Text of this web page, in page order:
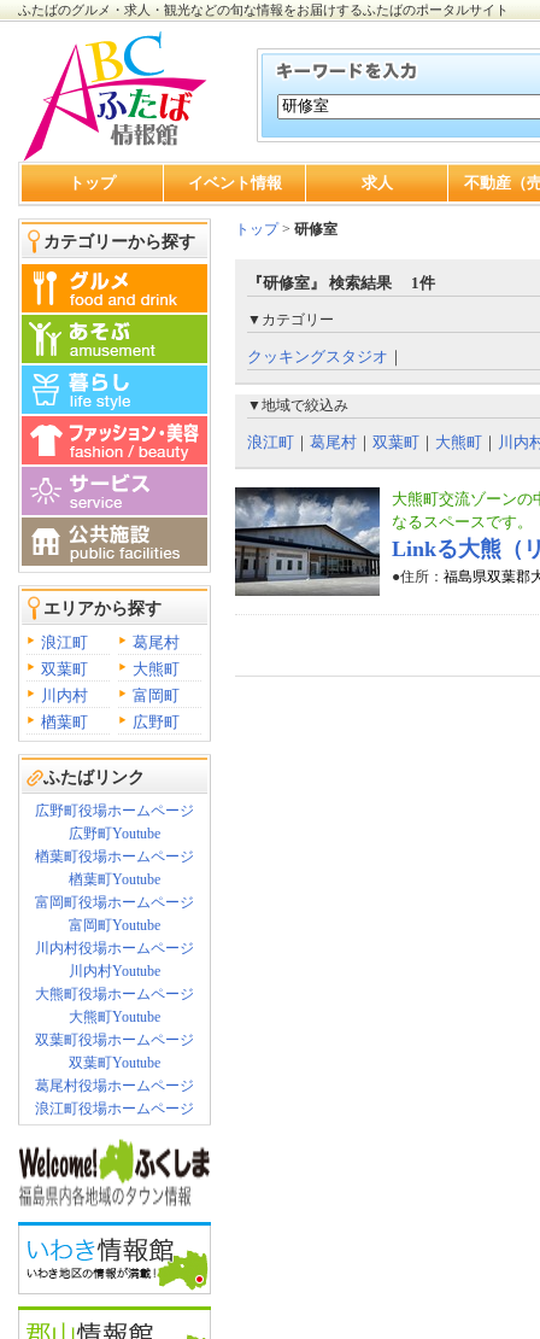
ふたばのグルメ・求人・観光などの旬な情報をお届けするふたばのポータルサイト
トップ イベント情報 求人 不動産（
カテゴリーから探す
エリアから探す
浪江町
葛尾村
双葉町
大熊町
川内村
富岡町
楢葉町
広野町
ふたばリンク
広野町役場ホームページ
広野町Youtube
楢葉町役場ホームページ
楢葉町Youtube
富岡町役場ホームページ
富岡町Youtube
川内村役場ホームページ
川内村Youtube
大熊町役場ホームページ
大熊町Youtube
双葉町役場ホームページ
双葉町Youtube
葛尾村役場ホームページ
浪江町役場ホームページ
トップ> 研修室
『研修室』 検索結果 1件
▼カテゴリー
クッキングスタジオ ｜
▼地域で絞込み
浪江町 ｜ 葛尾村 ｜ 双葉町 ｜ 大熊町 ｜ 川内
大熊町交流ゾーン
なるスペースです。
Linkる大熊（
●住所： 福島県双葉郡